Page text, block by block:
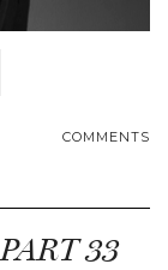
COMMENTS
33